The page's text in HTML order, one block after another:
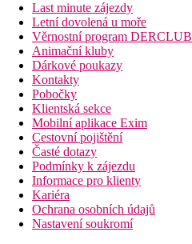
Last minute zájezdy
Letní dovolená u moře
Věrnostní program DERCLUB
Animační kluby
Dárkové poukazy
Kontakty
Pobočky
Klientská sekce
Mobilní aplikace Exim
Cestovní pojištění
Časté dotazy
Podmínky k zájezdu
Informace pro klienty
Kariéra
Ochrana osobních údajů
Nastavení soukromí